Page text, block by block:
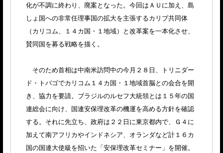
化が不調に終わり、廃案となった。今回はＡＵに加え、島
しょ国への非常任理事国の拡大を主張するカリブ共同体
（カリコム、１４カ国・１地域）と改革案を一本化させ、
賛同国を募る戦略を描く。
そのため首相は中南米訪問中の今月２８日、トリニダー
ド・トバゴでカリコム１４カ国・１地域首脳との会合を開
き、協力を要請。ブラジルのルセフ大統領とは１５年の国
連総会に向け、国連安保理改革の機運を高める方針を確認
する。それに先立ち、政府は２２日に東京都内で、Ｇ４に
加えて南アフリカやインドネシア、オランダなど計１６カ
国の国連大使級を招いた「安保理改革セミナー」を開催。